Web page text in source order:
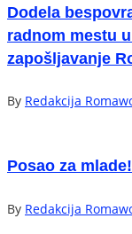
Dodela
radnom mestu
zapošljavanje
By Redakcija
Posao za mlade!
By Redakcija